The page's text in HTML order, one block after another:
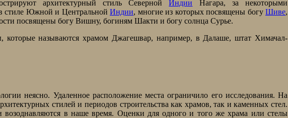
архитектурный стиль СевернойИндии Нагара, за некоторыми
стиле Южной и Центральной Индии, многие из которых посвящены богу Шиве,
посвящены богу Вишну, богиням Шакти и богу солнца Сурье.
которые называются храмом Джагешвар, например, в Далаше, штат Химачал-
неясно. Удаленное расположение места ограничило его исследования. На
стилей и периодов строительства как храмов, так и каменных стел.
в наше время. Оценки для одного и того же храма или стелы